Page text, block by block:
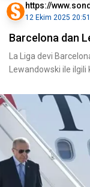
https://
12 Ekim 2025 20:51
Barcelona dan
La Liga devi
Lewandowski ile ilgili